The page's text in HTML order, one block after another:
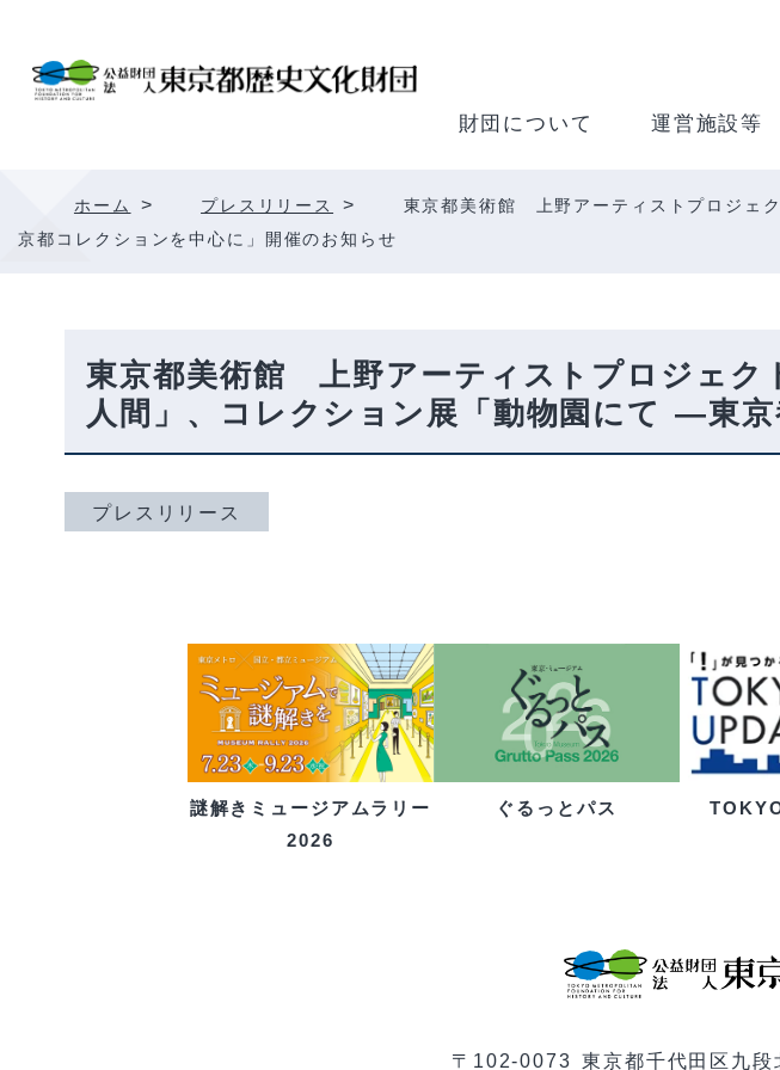
財団について 運営施設等
ホーム > プレスリリース >
東京都美術館 上野アーティストプロジェ
京都コレクションを中心に」開催のお知らせ
東京都美術館 上野アーティストプロジェク
人間」、コレクション展「動物園にて ―東
プレスリリース
謎解きミュージアムラリー
2026
ぐるっとパス
〒102-0073 東京都千代田区九